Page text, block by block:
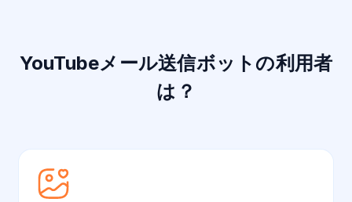
YouTubeメール送信ボットの利用者
は？